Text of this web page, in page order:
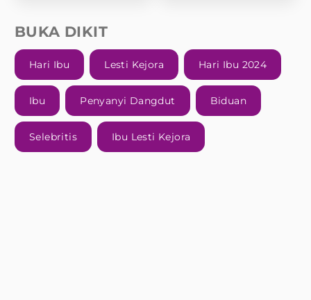
BUKA DIKIT
Hari Ibu Lesti Kejora Hari Ibu 2024
Ibu Penyanyi Dangdut Biduan
Selebritis Ibu Lesti Kejora